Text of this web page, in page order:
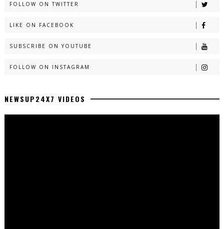
FOLLOW ON TWITTER
LIKE ON FACEBOOK
SUBSCRIBE ON YOUTUBE
FOLLOW ON INSTAGRAM
NEWSUP24X7 VIDEOS